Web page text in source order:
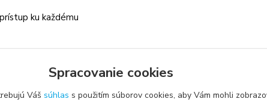
ku každému
Spracovanie cookies
Váš súhlas s použitím súborov cookies, aby Vám mohli